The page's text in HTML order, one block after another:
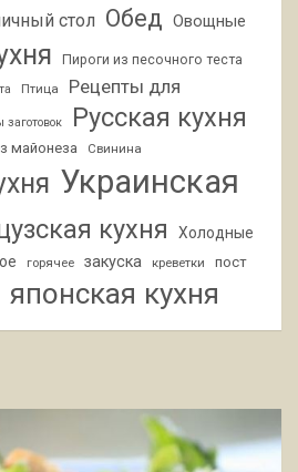
стол Обед Овощные
Пироги из песочного теста
Птица
Рецепты для
заготовок Русская кухня
майонеза Свинина
Украинская
кухня
Холодные
горячее закуска креветки пост
японская кухня